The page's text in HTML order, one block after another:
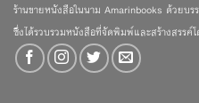
ร้านขายหนังสือในนาม Amarinbooks ด้วยบ
ซึ่งได้รวบรวมหนังสือที่จัดพิมพ์และสร้างสรรค์